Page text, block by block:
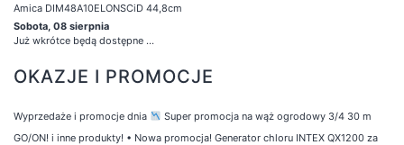
Amica DIM48A10ELONSCiD 44,8cm
Sobota, 08 sierpnia
Już wkrótce będą dostępne ...
OKAZJE I PROMOCJE
Wyprzedaże i promocje dnia
Super promocja na wąż ogrodowy 3/4 30 m
GO/ON! i inne produkty! • Nowa promocja! Generator chloru INTEX QX1200 za